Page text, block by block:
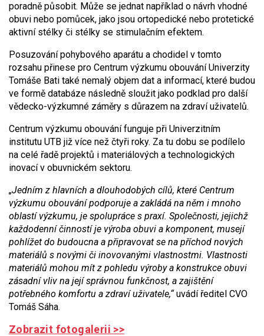
poradně působit. Může se jednat například o návrh vhodné
obuvi nebo pomůcek, jako jsou ortopedické nebo protetické
aktivní stélky či stélky se stimulačním efektem.
Posuzování pohybového aparátu a chodidel v tomto
rozsahu přinese pro Centrum výzkumu obouvání Univerzity
Tomáše Bati také nemalý objem dat a informací, které budou
ve formě databáze následně sloužit jako podklad pro další
vědecko-výzkumné záměry s důrazem na zdraví uživatelů.
Centrum výzkumu obouvání funguje při Univerzitním
institutu UTB již více než čtyři roky. Za tu dobu se podílelo
na celé řadě projektů i materiálových a technologických
inovací v obuvnickém sektoru.
„Jedním z hlavních a dlouhodobých cílů, které Centrum
výzkumu obouvání podporuje a zakládá na něm i mnoho
oblastí výzkumu, je spolupráce s praxí. Společnosti, jejichž
každodenní činností je výroba obuvi a komponent, musejí
pohlížet do budoucna a připravovat se na příchod nových
materiálů s novými či inovovanými vlastnostmi. Vlastnosti
materiálů mohou mít z pohledu výroby a konstrukce obuvi
zásadní vliv na její správnou funkčnost, a zajištění
potřebného komfortu a zdraví uživatele,“uvádí ředitel CVO
Tomáš Sáha.
Zobrazit fotogalerii >>